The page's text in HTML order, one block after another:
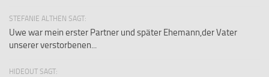
STEFANIE ALTHEN SAGT:
Uwe war mein erster Partner und später Ehemann,der Vater
unserer verstorbenen...
HIDEOUT SAGT: